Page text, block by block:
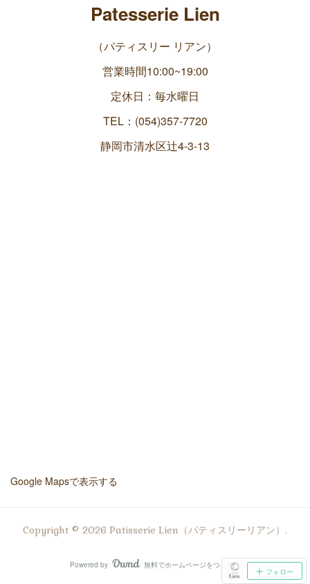
Patesserie Lien
（パティスリー リアン）
営業時間10:00~19:00
定休日：毎水曜日
TEL：(054)357-7720
静岡市清水区辻4-3-13
Google Mapsで表示する
フォロー
Copyright © 2026 Patisserie Lien（パティスリーリアン） .
Powered by AmebaOwnd
無料でホームページをつくろう